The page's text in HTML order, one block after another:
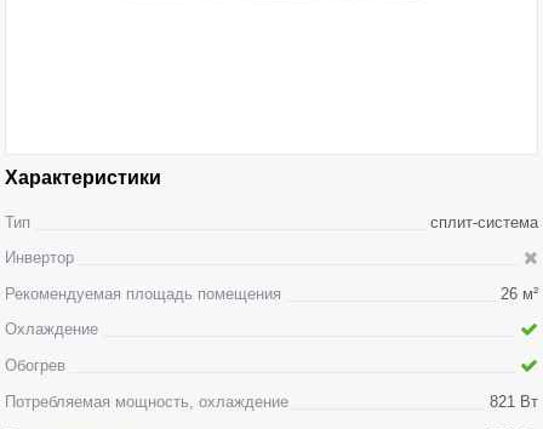
Характеристики
Тип
сплит-система
Инвертор
Рекомендуемая площадь помещения
26 м²
Охлаждение
Обогрев
Потребляемая мощность, охлаждение
821 Вт